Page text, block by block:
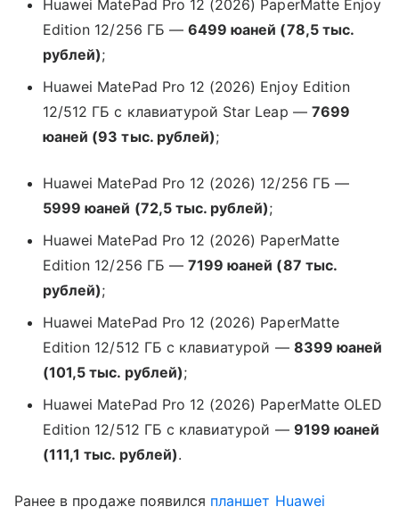
Huawei MatePad Pro 12 (2026) PaperMatte Enjoy
Edition 12/256 ГБ — 6499 юаней (78,5 тыс.
рублей);
Huawei MatePad Pro 12 (2026) Enjoy Edition
12/512 ГБ с клавиатурой Star Leap — 7699
юаней (93 тыс. рублей);
Huawei MatePad Pro 12 (2026) 12/256 ГБ —
5999 юаней (72,5 тыс. рублей);
Huawei MatePad Pro 12 (2026) PaperMatte
Edition 12/256 ГБ — 7199 юаней (87 тыс.
рублей);
Huawei MatePad Pro 12 (2026) PaperMatte
Edition 12/512 ГБ с клавиатурой — 8399 юаней
(101,5 тыс. рублей);
Huawei MatePad Pro 12 (2026) PaperMatte OLED
Edition 12/512 ГБ с клавиатурой — 9199 юаней
(111,1 тыс. рублей).
Ранее в продаже появился планшет Huawei